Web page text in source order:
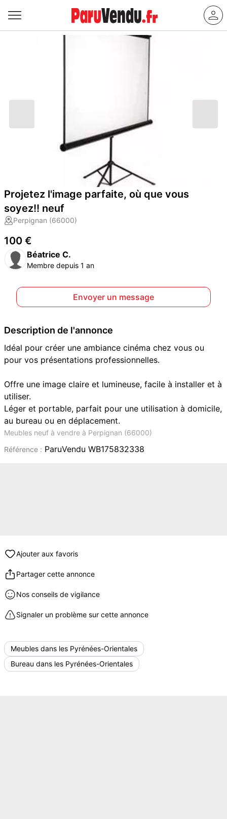
Projetez l'image parfaite, où que vous
soyez!! neuf
Perpignan (66000)
100 €
Béatrice C.
Membre depuis 1 an
Envoyer un message
Description de l'annonce
Idéal pour créer une ambiance cinéma chez vous ou
pour vos présentations professionnelles.
Offre une image claire et lumineuse, facile à installer et à
utiliser.
Léger et portable, parfait pour une utilisation à domicile,
au bureau ou en déplacement.
Meubles neuf à vendre à Perpignan (66000)
Référence : ParuVendu WB175832338
Ajouter aux favoris
Partager cette annonce
Nos conseils de vigilance
Signaler un problème sur cette annonce
Meubles dans les Pyrénées-Orientales
Bureau dans les Pyrénées-Orientales